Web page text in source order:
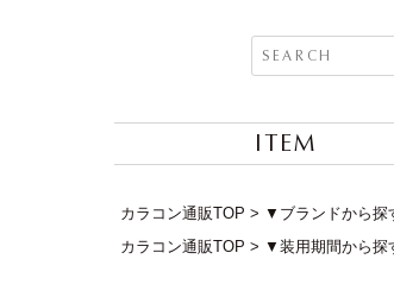
ITEM
カラコン通販TOP ▼ブランドから探
カラコン通販TOP
▼装用期間から探